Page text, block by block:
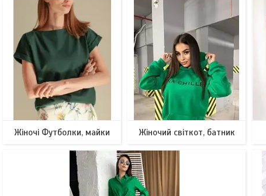
Жіночі Футболки, майки Жіночий світкот, батник